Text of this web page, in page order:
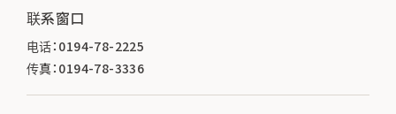
联系窗口
电话：0194-78-2225
传真：0194-78-3336